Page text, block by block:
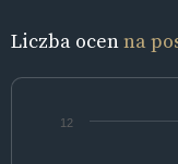
Liczba ocenna
12